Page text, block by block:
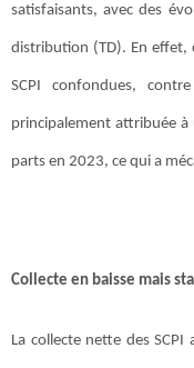
satisfaisants, avec des
distribution (TD). En effet,
SCPI confondues,
principalement attribuée
parts en 2023, ce qui a
Collecte en baisse mais
La collecte nette des